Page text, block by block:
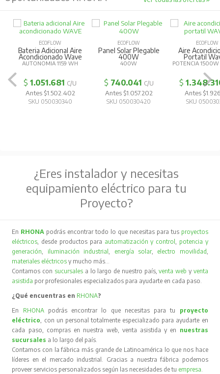
ECOFLOW
Bateria Adicional Aire
Acondicionado Wave
AUTONOMIA 1159 WH
$1.051.681 C/U
Antes $1.502.402
SKU 050030340
ECOFLOW
Panel Solar Plegable
400W
400W
$ 740.041 C/U
Antes $1.057.202
SKU 050030420
ECOFLOW
Aire
Portatil
POTENCIA
$
Antes
SKU
¿Eres instalador y necesitas
equipamiento eléctrico para tu
Proyecto?
En RHONA podrás encontrar todo lo que necesitas para tus proyectos
eléctricos, desde productos para automatización y control, potencia y
generación, iluminación industrial, energía solar, electro movilidad,
materiales eléctricos y mucho más…
Contamos con sucursales a lo largo de nuestro país,venta web y venta
asistida por profesionales especializados para ayudarte en cada paso.
¿Qué encuentras en RHONA?
En RHONA podrás encontrar lo que necesitas para tu proyecto
eléctrico, con un personal totalmente especializado para ayudarte en
cada paso, compras en nuestra web, venta asistida y en nuestras
sucursales a lo largo del país.
Contamos con la fábrica más grande de Latinoamérica lo que nos hace
líderes en el mercado industrial. Gracias a nuestra fábrica podemos
proveer servicios personalizados según las necesidades de tu empresa.